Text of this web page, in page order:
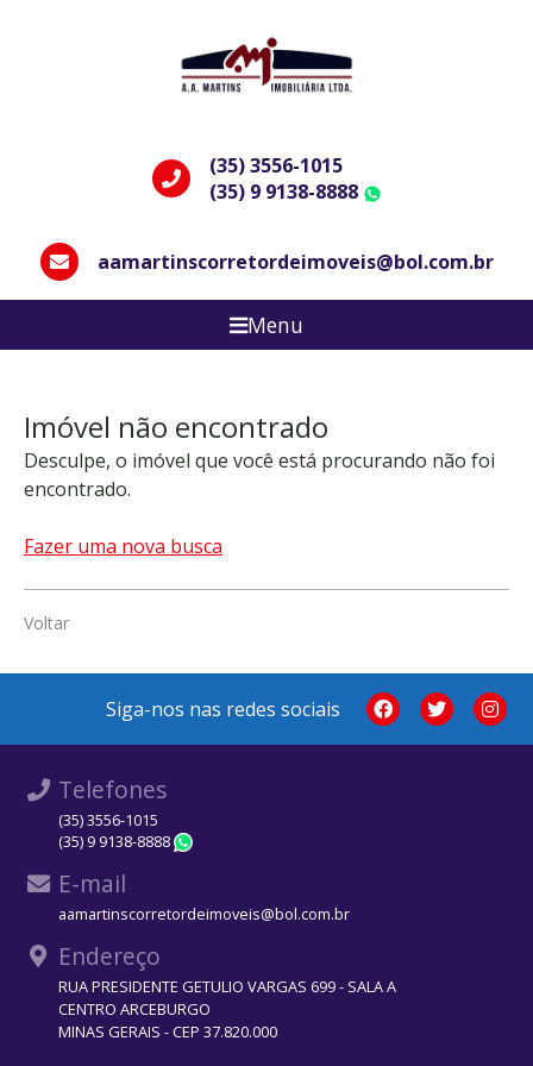
(35) 3556-1015
(35) 9 9138-8888
aamartinscorretordeimoveis@bol.com.br
Menu
Imóvel não encontrado
Desculpe, o imóvel que você está procurando não foi
encontrado.
Fazer uma nova busca
Voltar
Siga-nos nas redes sociais
Telefones
(35) 3556-1015
(35) 9 9138-8888
E-mail
aamartinscorretordeimoveis@bol.com.br
Endereço
RUA PRESIDENTE GETULIO VARGAS 699 - SALA A
CENTRO ARCEBURGO
MINAS GERAIS - CEP 37.820.000